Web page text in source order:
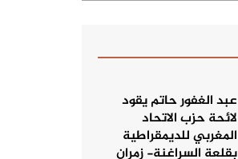
عبد الغفور حاتم يقود
لائحة حزب الاتحاد
المغربي للديمقراطية
بقلعة السراغنة- زمران